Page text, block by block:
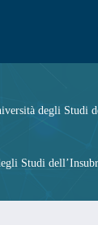
degli Studi
Studi